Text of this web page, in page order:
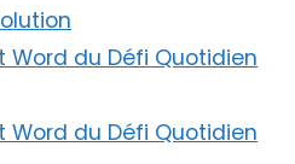
Word du Défi Quotidien
Word du Défi Quotidien